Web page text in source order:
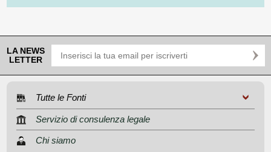
LA NEWS
LETTER
Tutte le Fonti
Servizio di consulenza legale
Chi siamo